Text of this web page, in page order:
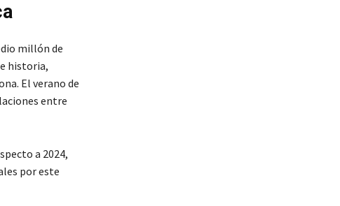
millón de
historia,
El verano de
entre
a 2024,
por este